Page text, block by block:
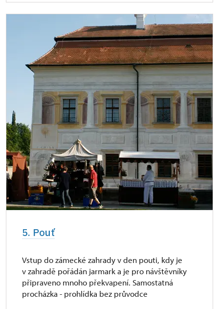
5. Pouť
Vstup do zámecké zahrady v den pouti, kdy je
v zahradě pořádán jarmark a je pro návštěvníky
připraveno mnoho překvapení. Samostatná
procházka - prohlídka bez průvodce